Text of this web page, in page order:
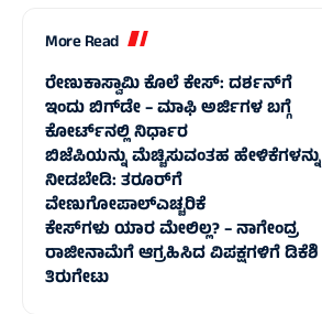
More Read
ರೇಣುಕಾಸ್ವಾಮಿ ಕೊಲೆ ಕೇಸ್: ದರ್ಶನ್‌ಗೆ
ಇಂದು ಬಿಗ್‌ಡೇ – ಮಾಫಿ ಅರ್ಜಿಗಳ ಬಗ್ಗೆ
ಕೋರ್ಟ್‌ನಲ್ಲಿ ನಿರ್ಧಾರ
ಬಿಜೆಪಿಯನ್ನು ಮೆಚ್ಚಿಸುವಂತಹ ಹೇಳಿಕೆಗಳನ್ನು
ನೀಡಬೇಡಿ: ತರೂರ್‌ಗೆ
ವೇಣುಗೋಪಾಲ್‌ಎಚ್ಚರಿಕೆ
ಕೇಸ್‌ಗಳು ಯಾರ ಮೇಲಿಲ್ಲ? – ನಾಗೇಂದ್ರ
ರಾಜೀನಾಮೆಗೆ ಆಗ್ರಹಿಸಿದ ವಿಪಕ್ಷಗಳಿಗೆ ಡಿಕೆಶಿ
ತಿರುಗೇಟು